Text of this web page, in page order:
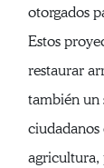
otorgados
Estos
restaurar
también un
agricultura,